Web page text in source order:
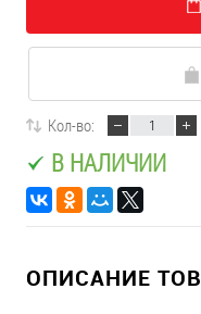
Кол-во:
В НАЛИЧИИ
ОПИСАНИЕ